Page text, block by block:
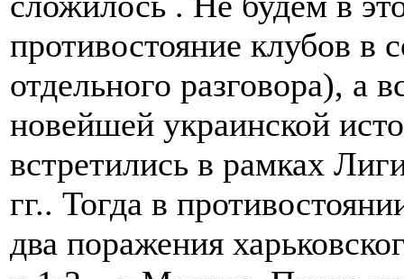
противостояние клубов в
отдельного разговора), а
новейшей украинской
встретились в рамках
гг.. Тогда в
два поражения